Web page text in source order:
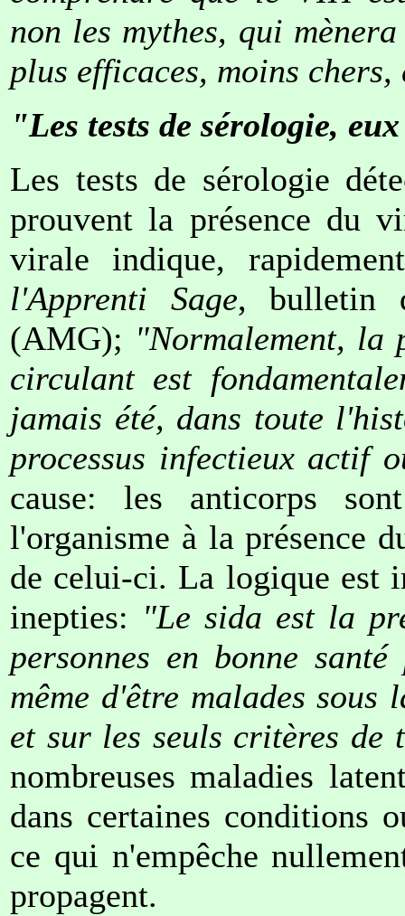
non les mythes, qui
plus efficaces, moins
"Les tests de sérologie,
Les tests de sérologie
prouvent la présence du
virale indique,
l'Apprenti Sage, bulletin
(AMG); "Normalement, la
circulant est
jamais été, dans toute
processus infectieux actif
cause: les anticorps
l'organisme à la présence
de celui-ci. La logique est
inepties: "Le sida est la
personnes en bonne
même d'être malades
et sur les seuls critères de
nombreuses maladies
dans certaines conditions
ce qui n'empêche
propagent.